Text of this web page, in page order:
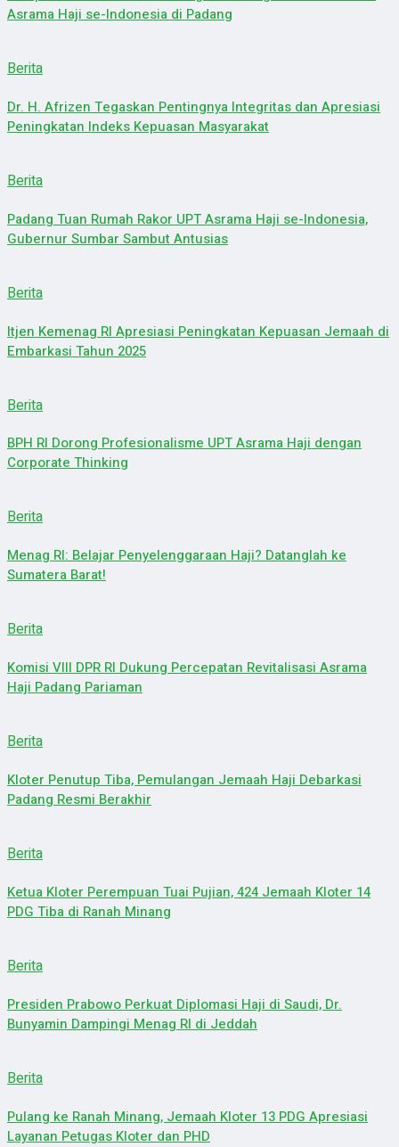
Asrama Haji se-Indonesia di Padang
Berita
Dr. H. Afrizen Tegaskan Pentingnya Integritas dan Apresiasi
Peningkatan Indeks Kepuasan Masyarakat
Berita
Padang Tuan Rumah Rakor UPT Asrama Haji se-Indonesia,
Gubernur Sumbar Sambut Antusias
Berita
Itjen Kemenag RI Apresiasi Peningkatan Kepuasan Jemaah di
Embarkasi Tahun 2025
Berita
BPH RI Dorong Profesionalisme UPT Asrama Haji dengan
Corporate Thinking
Berita
Menag RI: Belajar Penyelenggaraan Haji? Datanglah ke
Sumatera Barat!
Berita
Komisi VIII DPR RI Dukung Percepatan Revitalisasi Asrama
Haji Padang Pariaman
Berita
Kloter Penutup Tiba, Pemulangan Jemaah Haji Debarkasi
Padang Resmi Berakhir
Berita
Ketua Kloter Perempuan Tuai Pujian, 424 Jemaah Kloter 14
PDG Tiba di Ranah Minang
Berita
Presiden Prabowo Perkuat Diplomasi Haji di Saudi, Dr.
Bunyamin Dampingi Menag RI di Jeddah
Berita
Pulang ke Ranah Minang, Jemaah Kloter 13 PDG Apresiasi
Layanan Petugas Kloter dan PHD